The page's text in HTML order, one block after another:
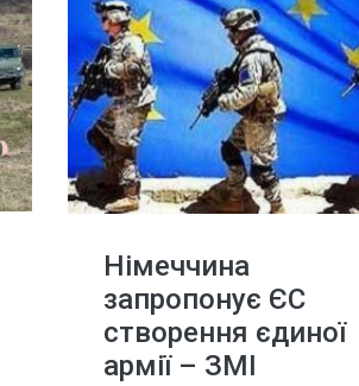
Німеччина
запропонує ЄС
створення єдиної
армії – ЗМІ